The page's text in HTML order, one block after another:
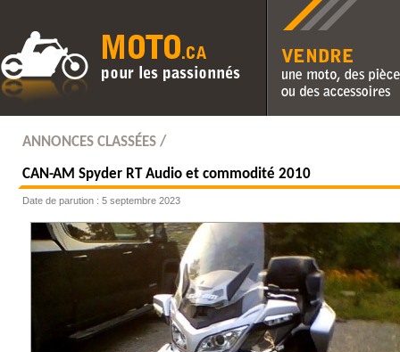
Vendre une moto, des
des accessoires
ANNONCES CLASSÉES /
CAN-AM Spyder RT Audio et commodité 2010
Date de parution : 5 septembre 2023